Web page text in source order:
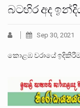
බටහිර අද
Sep 30, 2021
කොළඹ වරායේ